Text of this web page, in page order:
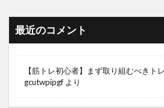
最近のコメント
【筋トレ初心者】まず取り組むべきト
gcutwpipgf より